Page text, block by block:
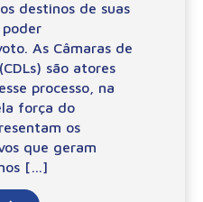
destinos de suas
As Câmaras de
são atores
processo, na
força do
os
que geram
[…]